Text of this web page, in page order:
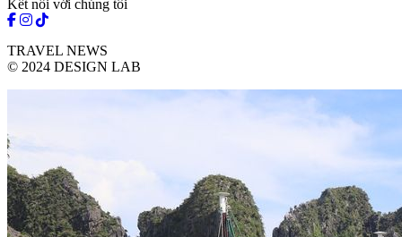
Kết nối với chúng tôi
TRAVEL NEWS
© 2024 DESIGN LAB